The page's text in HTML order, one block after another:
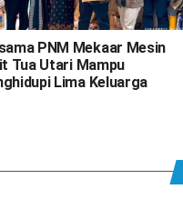
PNM Mekaar Mesin
Tua Utari Mampu
Lima Keluarga